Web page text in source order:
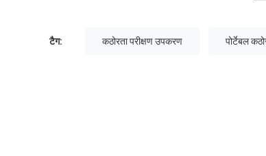
टैग: कठोरता परीक्षण उपकरण पोर्टेबल